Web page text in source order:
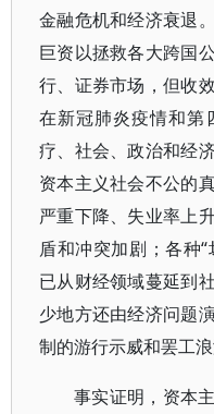
金融危机和经济衰退
巨资以拯救各大跨国
行、证券市场，但收
在新冠肺炎疫情和第
疗、社会、政治和经
资本主义社会不公的
严重下降、失业率上
盾和冲突加剧；各种“
已从财经领域蔓延到
少地方还由经济问题
制的游行示威和罢工浪
事实证明，资本